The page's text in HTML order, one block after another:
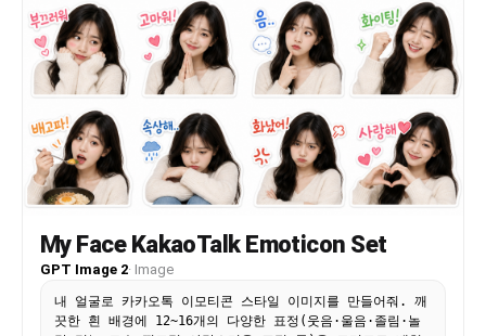
My Face KakaoTalk Emoticon Set
GPT Image 2· Image
내 얼굴로 카카오톡 이모티콘 스타일 이미지를 만들어줘. 깨
끗한 흰 배경에 12~16개의 다양한 표정(웃음·울음·졸림·놀